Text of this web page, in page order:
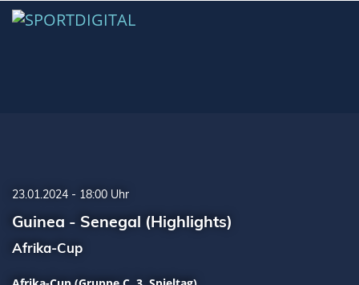
23.01.2024 - 18:00 Uhr
Guinea - Senegal (Highlights)
Afrika-Cup